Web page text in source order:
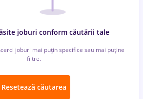
joburi conform căutării tale
joburi mai puțin specifice sau mai puține
filtre.
Resetează căutarea